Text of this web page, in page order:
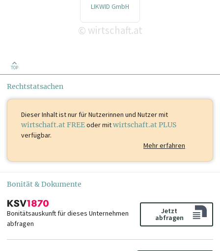
LIKWID GmbH
© wirtschaft.at
TOP
Rechtstatsachen
Dieser Inhalt istnur für Nutzerinnen und Nutzer mit
wirtschaft.at FREEoder mitwirtschaft.at PLUS
verfügbar.
Mehr erfahren
Bonität & Dokumente
Bonitätsauskunft für dieses Unternehmen
abfragen
Jetzt
abfragen